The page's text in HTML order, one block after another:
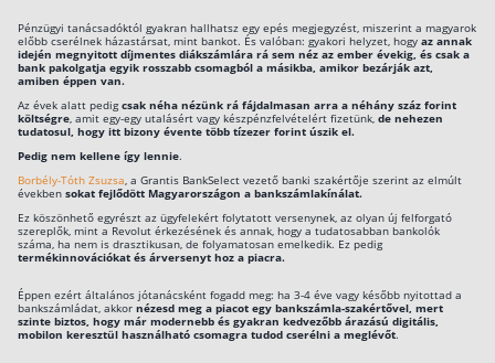
Pénzügyi tanácsadóktól gyakran hallhatsz egy epés megjegyzést, miszerint a magyarok
előbb cserélnek házastársat, mint bankot. És valóban: gyakori helyzet, hogy az annak
idején megnyitott díjmentes diákszámlára rá sem néz az ember évekig, és csak a
bank pakolgatja egyik rosszabb csomagból a másikba, amikor bezárják azt,
amiben éppen van.
Az évek alatt pedigcsak néha nézünk rá fájdalmasan arra a néhány száz forint
költségre, amit egy-egy utalásért vagy készpénzfelvételért fizetünk, de nehezen
tudatosul, hogy itt bizony évente több tízezer forint úszik el.
Pedig nem kellene így lennie.
Borbély-Tóth Zsuzsa, a Grantis BankSelect vezető banki szakértője szerint az elmúlt
években sokat fejlődött Magyarországon a bankszámlakínálat.
Ez köszönhető egyrészt az ügyfelekért folytatott versenynek, az olyan új felforgató
szereplők, mint a Revolut érkezésének és annak, hogy a tudatosabban bankolók
száma, ha nem is drasztikusan, de folyamatosan emelkedik. Ez pedig
termékinnovációkat és árversenyt hoz a piacra.
Éppen ezért általános jótanácsként fogadd meg: ha 3-4 éve vagy később nyitottad a
bankszámládat, akkor nézesd meg a piacot egy bankszámla-szakértővel, mert
szinte biztos, hogy már modernebb és gyakran kedvezőbb árazású digitális,
mobilon keresztül használható csomagra tudod cserélni a meglévőt.